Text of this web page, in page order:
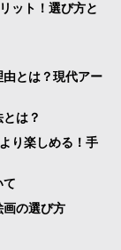
ット！選び方と
由とは？現代アー
は？
り楽しめる！手
て
画の選び方